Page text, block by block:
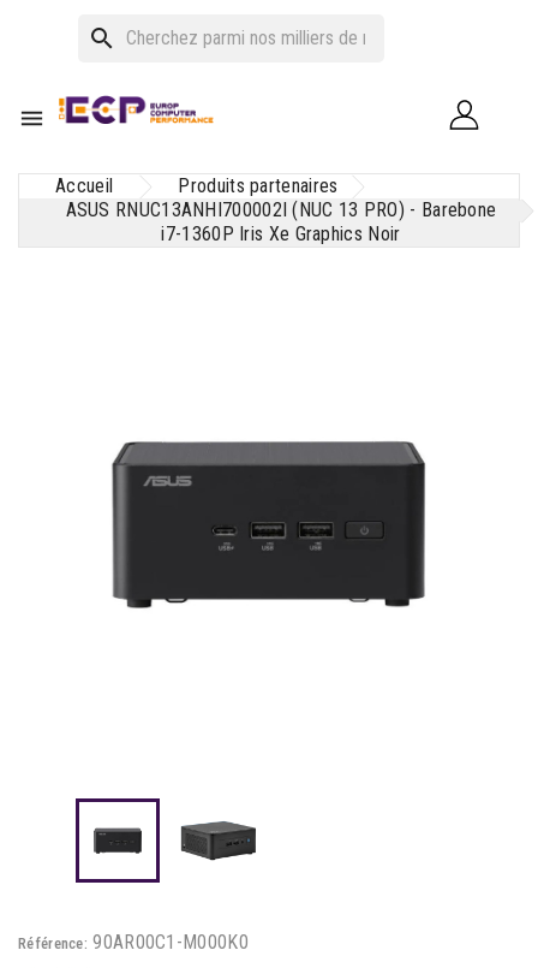
search

Accueil
Produits partenaires
ASUS RNUC13ANHI700002I (NUC 13 PRO) - Barebone
i7-1360P Iris Xe Graphics Noir
Référence: 90AR00C1-M000K0